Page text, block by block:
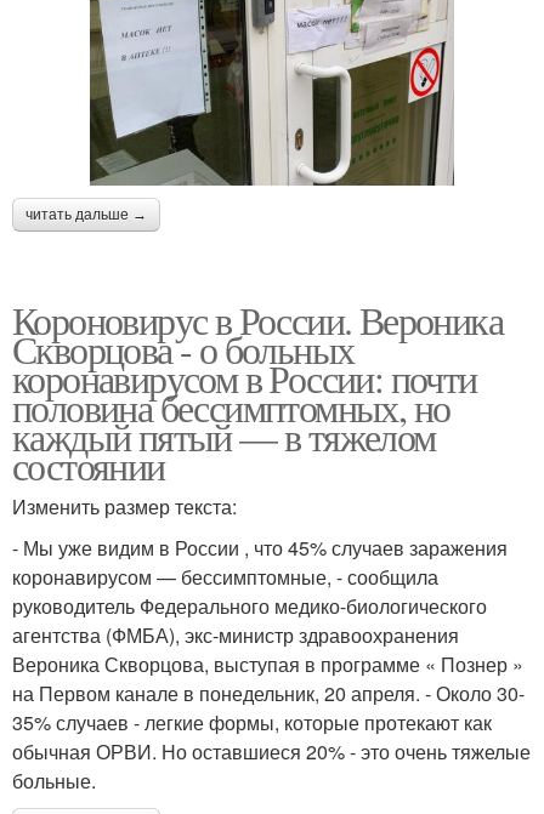
читать дальше →
Короновирус в России. Вероника
Скворцова - о больных
коронавирусом в России: почти
половина бессимптомных, но
каждый пятый — в тяжелом
состоянии
Изменить размер текста:
- Мы уже видим в России , что 45% случаев заражения
коронавирусом — бессимптомные, - сообщила
руководитель Федерального медико-биологического
агентства (ФМБА), экс-министр здравоохранения
Вероника Скворцова, выступая в программе « Познер »
на Первом канале в понедельник, 20 апреля. - Около 30-
35% случаев - легкие формы, которые протекают как
обычная ОРВИ. Но оставшиеся 20% - это очень тяжелые
больные.